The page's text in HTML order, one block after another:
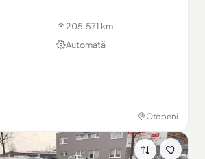
205.571 km
Automată
Otopeni